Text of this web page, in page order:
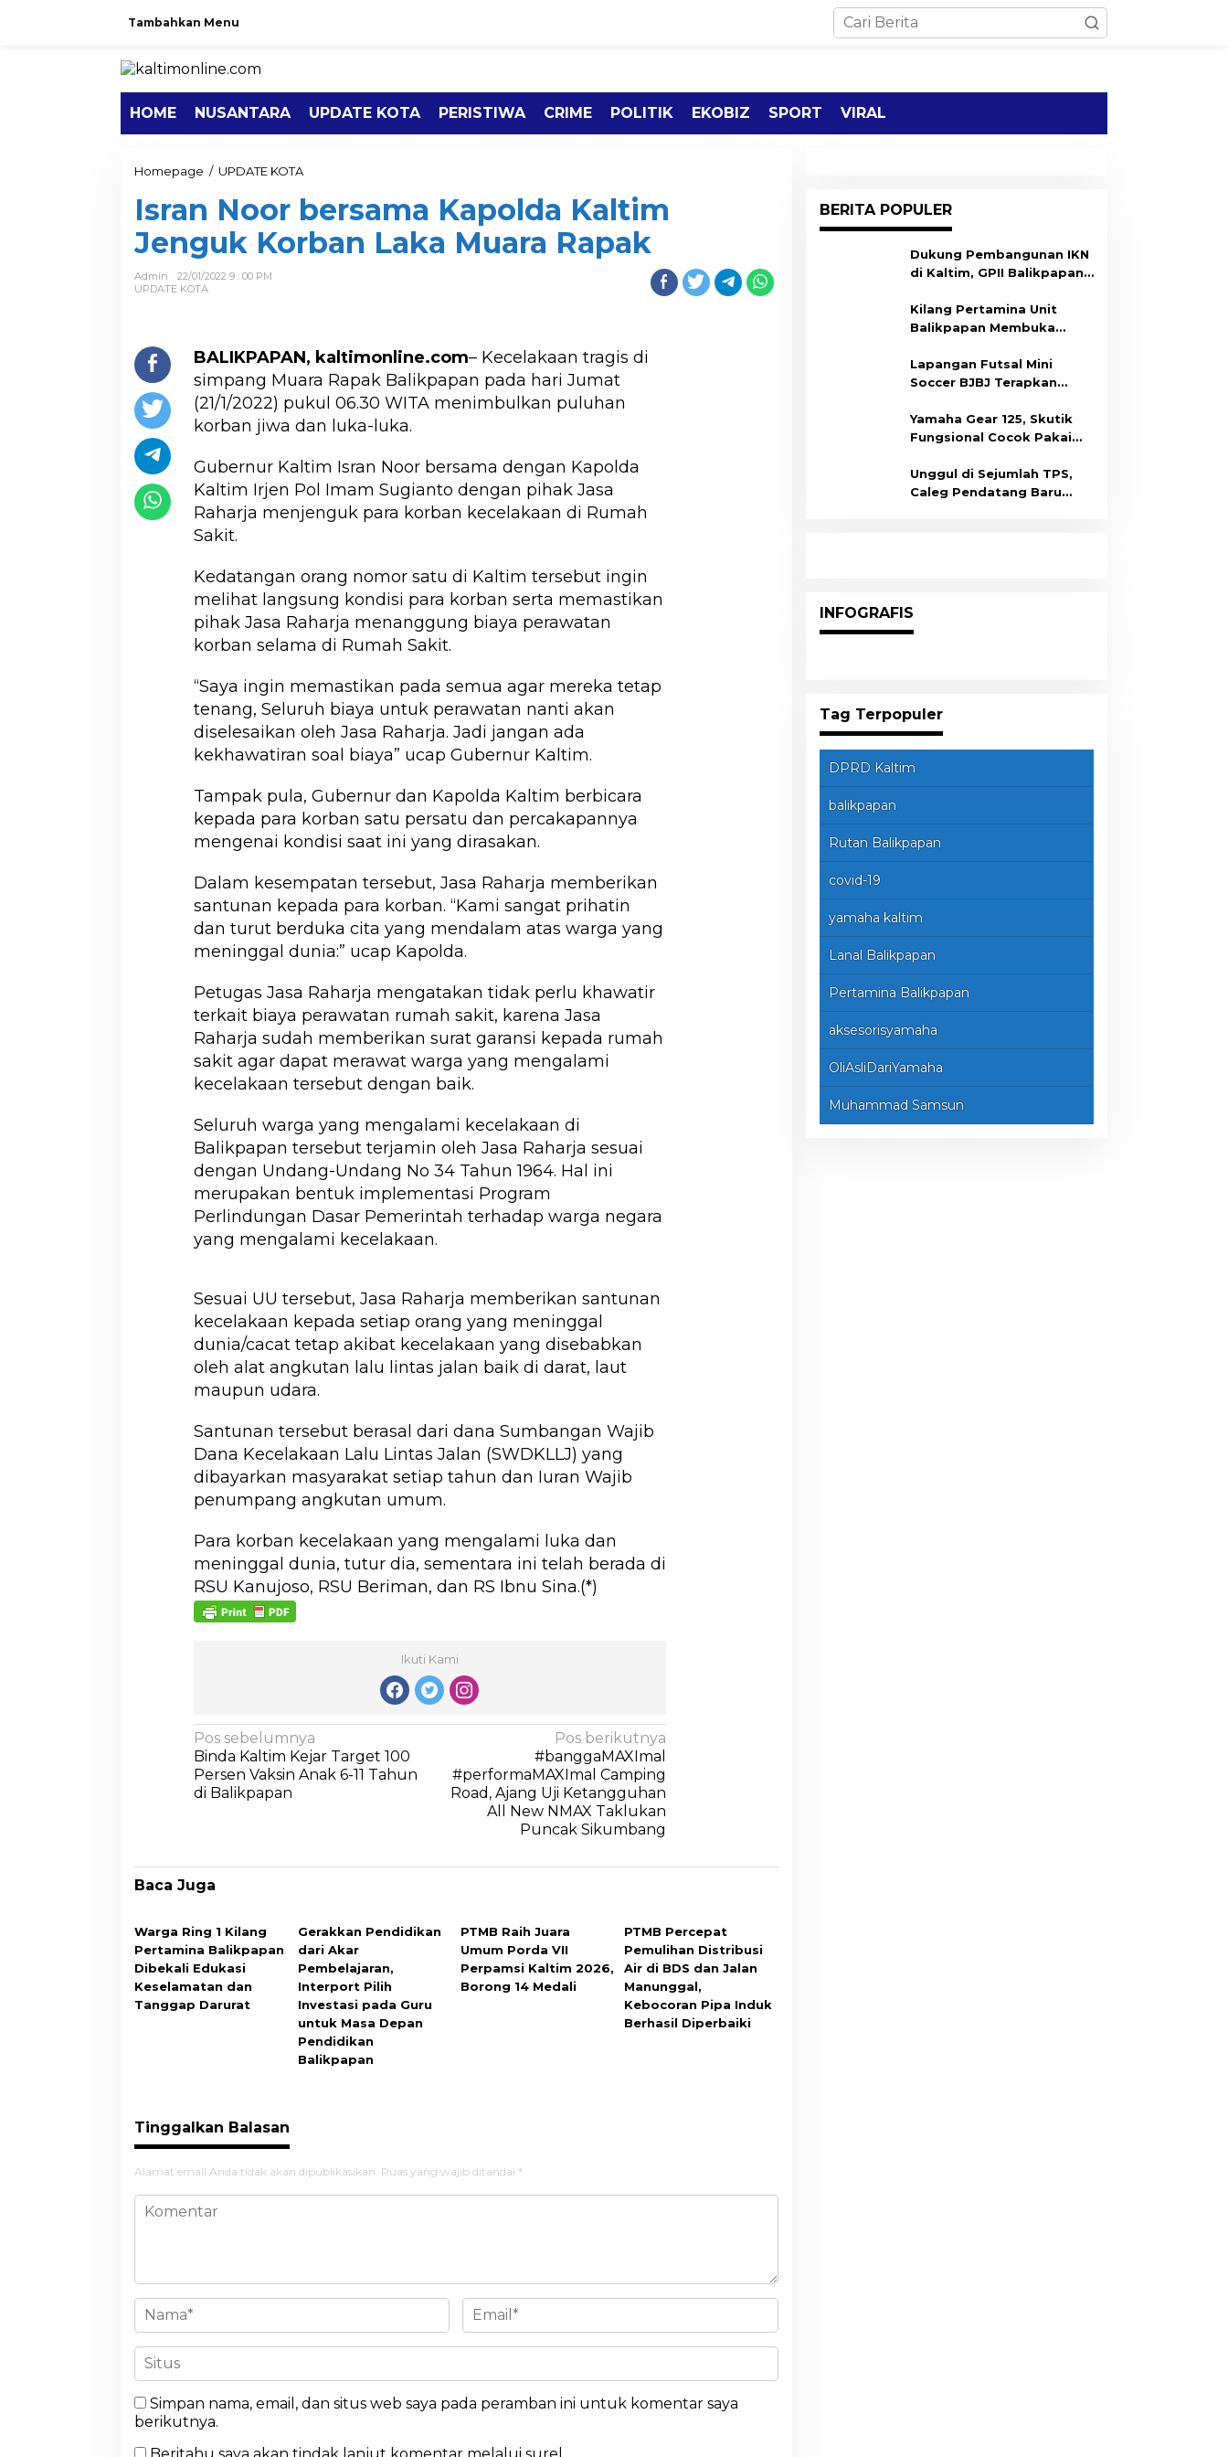
Tambahkan Menu
HOME NUSANTARA UPDATE KOTA PERISTIWA CRIME POLITIK EKOBIZ SPORT VIRAL
Homepage / UPDATE KOTA
Isran Noor bersama Kapolda Kaltim
Jenguk Korban Laka Muara Rapak
Admin
22/01/2022 9 : 00 PM
UPDATE KOTA
BALIKPAPAN, kaltimonline.com– Kecelakaan tragis di
simpang Muara Rapak Balikpapan pada hari Jumat
(21/1/2022) pukul 06.30 WITA menimbulkan puluhan
korban jiwa dan luka-luka.
Gubernur Kaltim Isran Noor bersama dengan Kapolda
Kaltim Irjen Pol Imam Sugianto dengan pihak Jasa
Raharja menjenguk para korban kecelakaan di Rumah
Sakit.
Kedatangan orang nomor satu di Kaltim tersebut ingin
melihat langsung kondisi para korban serta memastikan
pihak Jasa Raharja menanggung biaya perawatan
korban selama di Rumah Sakit.
“Saya ingin memastikan pada semua agar mereka tetap
tenang, Seluruh biaya untuk perawatan nanti akan
diselesaikan oleh Jasa Raharja. Jadi jangan ada
kekhawatiran soal biaya” ucap Gubernur Kaltim.
Tampak pula, Gubernur dan Kapolda Kaltim berbicara
kepada para korban satu persatu dan percakapannya
mengenai kondisi saat ini yang dirasakan.
Dalam kesempatan tersebut, Jasa Raharja memberikan
santunan kepada para korban. “Kami sangat prihatin
dan turut berduka cita yang mendalam atas warga yang
meninggal dunia:” ucap Kapolda.
Petugas Jasa Raharja mengatakan tidak perlu khawatir
terkait biaya perawatan rumah sakit, karena Jasa
Raharja sudah memberikan surat garansi kepada rumah
sakit agar dapat merawat warga yang mengalami
kecelakaan tersebut dengan baik.
Seluruh warga yang mengalami kecelakaan di
Balikpapan tersebut terjamin oleh Jasa Raharja sesuai
dengan Undang-Undang No 34 Tahun 1964. Hal ini
merupakan bentuk implementasi Program
Perlindungan Dasar Pemerintah terhadap warga negara
yang mengalami kecelakaan.
Sesuai UU tersebut, Jasa Raharja memberikan santunan
kecelakaan kepada setiap orang yang meninggal
dunia/cacat tetap akibat kecelakaan yang disebabkan
oleh alat angkutan lalu lintas jalan baik di darat, laut
maupun udara.
Santunan tersebut berasal dari dana Sumbangan Wajib
Dana Kecelakaan Lalu Lintas Jalan (SWDKLLJ) yang
dibayarkan masyarakat setiap tahun dan Iuran Wajib
penumpang angkutan umum.
Para korban kecelakaan yang mengalami luka dan
meninggal dunia, tutur dia, sementara ini telah berada di
RSU Kanujoso, RSU Beriman, dan RS Ibnu Sina.(*)
Ikuti Kami
Pos sebelumnya
Binda Kaltim Kejar Target 100
Persen Vaksin Anak 6-11 Tahun
di Balikpapan
Pos berikutnya
#banggaMAXImal
#performaMAXImal Camping
Road, Ajang Uji Ketangguhan
All New NMAX Taklukan
Puncak Sikumbang
Baca Juga
Warga Ring 1 Kilang
Pertamina Balikpapan
Dibekali Edukasi
Keselamatan dan
Tanggap Darurat
Gerakkan Pendidikan
dari Akar
Pembelajaran,
Interport Pilih
Investasi pada Guru
untuk Masa Depan
Pendidikan
Balikpapan
PTMB Raih Juara
Umum Porda VII
Perpamsi Kaltim 2026,
Borong 14 Medali
PTMB Percepat
Pemulihan Distribusi
Air di BDS dan Jalan
Manunggal,
Kebocoran Pipa Induk
Berhasil Diperbaiki
Tinggalkan Balasan
Alamat email Anda tidak akan dipublikasikan. Ruas yang wajib ditandai *
Simpan nama, email, dan situs web saya pada peramban ini untuk komentar saya
berikutnya.
BERITA POPULER
Dukung Pembangunan IKN
di Kaltim, GPII Balikpapan
Kilang Pertamina Unit
Balikpapan Membuka
Dukung Kesiapan Calon
Tenaga Kerja
Lapangan Futsal Mini
Soccer BJBJ Terapkan
Yamaha Gear 125, Skutik
Fungsional Cocok Pakai
Unggul di Sejumlah TPS,
Caleg Pendatang Baru
INFOGRAFIS
Tag Terpopuler
DPRD Kaltim
balikpapan
Rutan Balikpapan
covid-19
yamaha kaltim
Lanal Balikpapan
Pertamina Balikpapan
aksesorisyamaha
OliAsliDariYamaha
Muhammad Samsun